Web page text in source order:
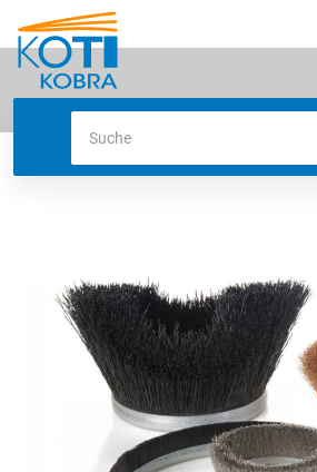
ProdukteStreifenbürste – Topfform